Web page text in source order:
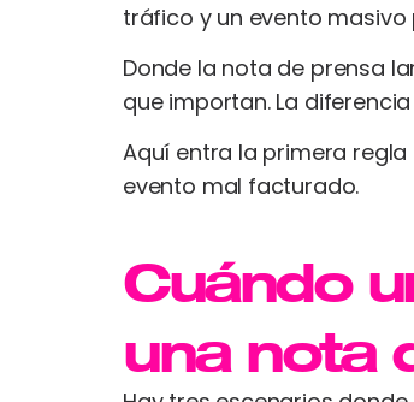
tráfico y un evento
Donde la nota de prensa
que importan. La
Aquí entra la primera
evento mal facturado.
Cuándo
una nota